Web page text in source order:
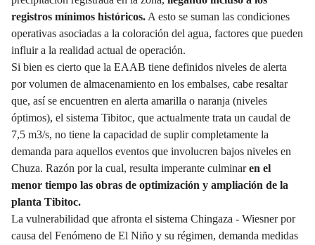
registros mínimos históricos. A esto se suman las condiciones
operativas asociadas a la coloración del agua, factores que pueden
influir a la realidad actual de operación.
Si bien es cierto que la EAAB tiene definidos niveles de alerta
por volumen de almacenamiento en los embalses, cabe resaltar
que, así se encuentren en alerta amarilla o naranja (niveles
óptimos), el sistema Tibitoc, que actualmente trata un caudal de
7,5 m3/s, no tiene la capacidad de suplir completamente la
demanda para aquellos eventos que involucren bajos niveles en
Chuza. Razón por la cual, resulta imperante culminaren el
menor tiempo las obras de optimización y ampliación de la
planta Tibitoc.
La vulnerabilidad que afronta el sistema Chingaza - Wiesner por
causa del Fenómeno de El Niño y su régimen, demanda medidas